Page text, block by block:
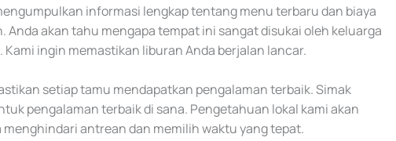
informasi lengkap tentang menu terbaru dan biaya
Anda akan tahu mengapa tempat ini sangat disukai oleh keluarga
Kami ingin memastikan liburan Anda berjalan lancar.
setiap tamu mendapatkan pengalaman terbaik. Simak
pengalaman terbaik di sana. Pengetahuan lokal kami akan
menghindari antrean dan memilih waktu yang tepat.